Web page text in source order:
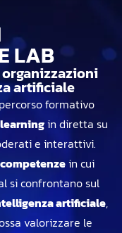
LAB
organizzazioni
artificiale
formativo
in diretta su
e interattivi.
in cui
si confrontano sul
artificiale,
valorizzare le